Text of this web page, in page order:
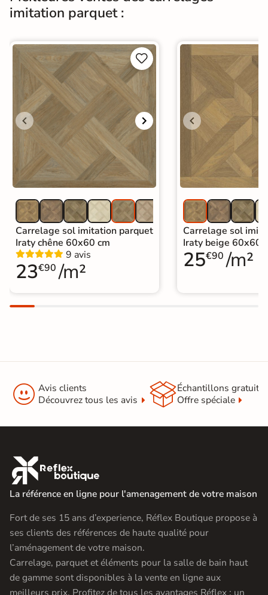
Support Chape
Normes Certification CE
Origine Italie
Catégories
Carrelage imitation parquet intérieur
Carrelage Beige
Carrelage sol cuisine|
Carrelage salon moderne
Carrelage Chambre
Carrelage WC
imitation parquet :


Carrelage sol imitation parquet
Iraty chêne 60x60 cm
9 avis
23€90 /m²
Carrelage sol
Iraty beige 60x60
25€90 /m²
 Avis clients
Découvrez tous les avis
Échantillons gratuit
Offre spéciale

La référence en ligne pour l'amenagement de votre maison
Fort de ses 15 ans d’experience, Réflex Boutique propose à
ses clients des références de haute qualité pour
l’aménagement de votre maison.
Carrelage, parquet et éléments pour la salle de bain haut
de gamme sont disponibles à la vente en ligne aux